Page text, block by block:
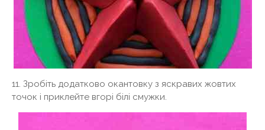
11. Зробіть додатково окантовку з яскравих жовтих
точок і приклейте вгорі білі смужки.